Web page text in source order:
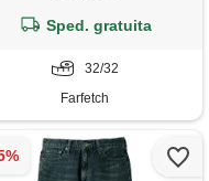
Sped. gratuita
32/32
Farfetch